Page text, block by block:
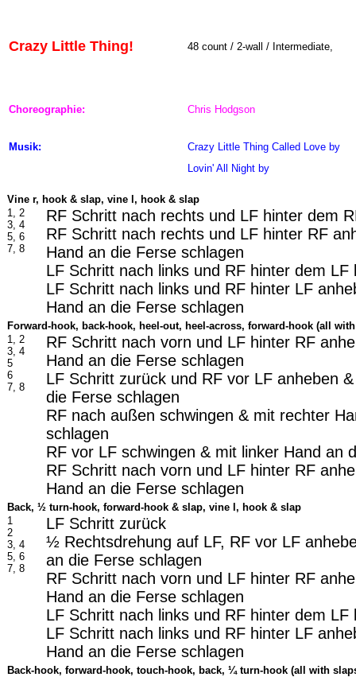
Crazy Little Thing! 48 count / 2-wall / Intermediate,
Choreographie: Chris Hodgson
Musik: Crazy Little Thing Called Love by
Lovin' All Night by
Vine r, hook & slap, vine l, hook & slap
1, 2
3, 4
5, 6
7, 8
RF Schritt nach rechts und LF hinter dem
RF Schritt nach rechts und LF hinter RF
Hand an die Ferse schlagen
LF Schritt nach links und RF hinter dem LF
LF Schritt nach links und RF hinter LF
Hand an die Ferse schlagen
Forward-hook, back-hook, heel-out, heel-across, forward-hook (all
1, 2
3, 4
5
6
7, 8
RF Schritt nach vorn und LF hinter RF
Hand an die Ferse schlagen
LF Schritt zurück und RF vor LF anheben
die Ferse schlagen
RF nach außen schwingen & mit rechter
schlagen
RF vor LF schwingen & mit linker Hand an
RF Schritt nach vorn und LF hinter RF
Hand an die Ferse schlagen
Back, ½ turn-hook, forward-hook & slap, vine l, hook & slap
1
2
3, 4
5, 6
7, 8
LF Schritt zurück
½ Rechtsdrehung auf LF, RF vor LF
an die Ferse schlagen
RF Schritt nach vorn und LF hinter RF
Hand an die Ferse schlagen
LF Schritt nach links und RF hinter dem LF
LF Schritt nach links und RF hinter LF
Hand an die Ferse schlagen
Back-hook, forward-hook, touch-hook, back, ¼ turn-hook (all with